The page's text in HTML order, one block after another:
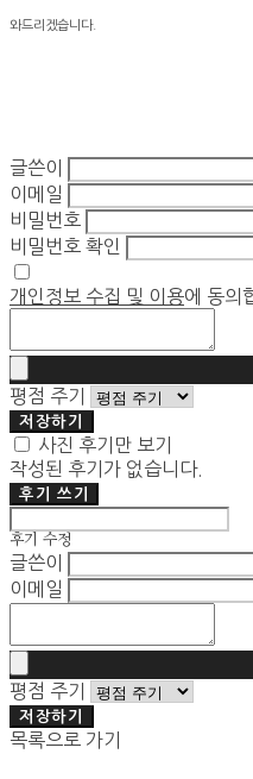
와드리겠습니다.
글쓴이
이메일
비밀번호
비밀번호 확인
개인정보 수집 및 이용에 동의
평점 주기
저장하기
사진 후기만 보기
작성된 후기가 없습니다.
후기 쓰기
후기 수정
글쓴이
이메일
평점 주기
저장하기
목록으로 가기